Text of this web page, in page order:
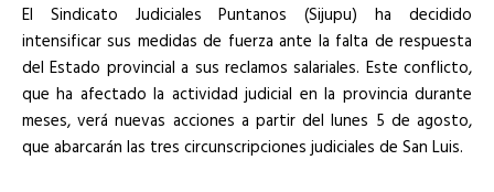
El Sindicato Judiciales Puntanos (Sijupu) ha decidido
intensificar sus medidas de fuerza ante la falta de respuesta
del Estado provincial a sus reclamos salariales. Este conflicto,
que ha afectado la actividad judicial en la provincia durante
meses, verá nuevas acciones a partir del lunes 5 de agosto,
que abarcarán las tres circunscripciones judiciales de San Luis.